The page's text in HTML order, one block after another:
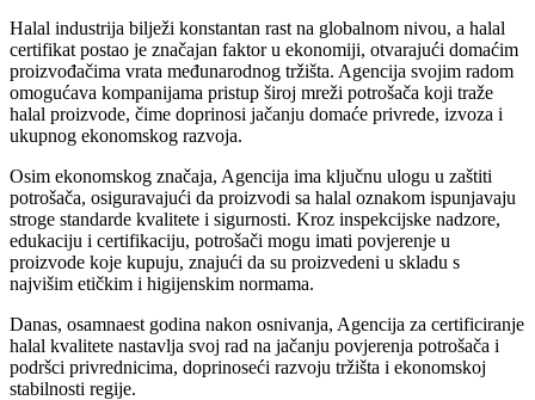
Halal industrija bilježi konstantan rast na globalnom nivou, a halal
certifikat postao je značajan faktor u ekonomiji, otvarajući domaćim
proizvođačima vrata međunarodnog tržišta. Agencija svojim radom
omogućava kompanijama pristup široj mreži potrošača koji traže
halal proizvode, čime doprinosi jačanju domaće privrede, izvoza i
ukupnog ekonomskog razvoja.
Osim ekonomskog značaja, Agencija ima ključnu ulogu u zaštiti
potrošača, osiguravajući da proizvodi sa halal oznakom ispunjavaju
stroge standarde kvalitete i sigurnosti. Kroz inspekcijske nadzore,
edukaciju i certifikaciju, potrošači mogu imati povjerenje u
proizvode koje kupuju, znajući da su proizvedeni u skladu s
najvišim etičkim i higijenskim normama.
Danas, osamnaest godina nakon osnivanja, Agencija za certificiranje
halal kvalitete nastavlja svoj rad na jačanju povjerenja potrošača i
podršci privrednicima, doprinoseći razvoju tržišta i ekonomskoj
stabilnosti regije.